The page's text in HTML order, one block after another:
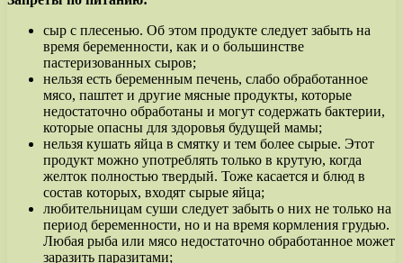
сыр с плесенью. Об этом продукте следует забыть на
время беременности, как и о большинстве
пастеризованных сыров;
нельзя есть беременным печень, слабо обработанное
мясо, паштет и другие мясные продукты, которые
недостаточно обработаны и могут содержать бактерии,
которые опасны для здоровья будущей мамы;
нельзя кушать яйца в смятку и тем более сырые. Этот
продукт можно употреблять только в крутую, когда
желток полностью твердый. Тоже касается и блюд в
состав которых, входят сырые яйца;
любительницам суши следует забыть о них не только на
период беременности, но и на время кормления грудью.
Любая рыба или мясо недостаточно обработанное может
заразить паразитами;